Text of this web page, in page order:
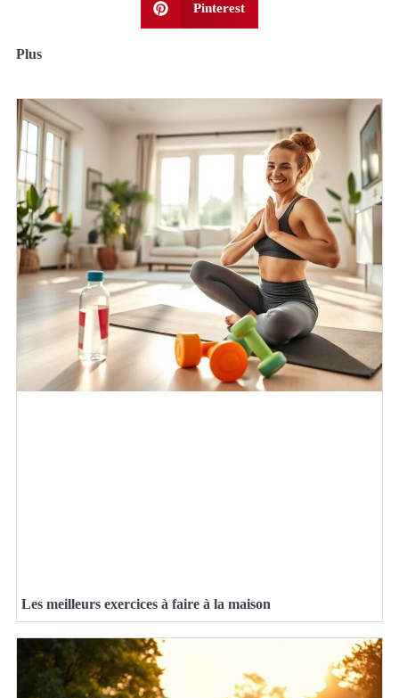
Pinterest
Plus
Les meilleurs exercices à faire à la maison